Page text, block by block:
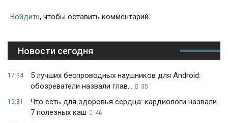
Войдите, чтобы оставить комментарий.
Новости сегодня
17:34
5 лучших беспроводных наушников для Android:
обозреватели назвали глав...
35
15:31
Что есть для здоровья сердца: кардиологи назвали
7 полезных каш
46